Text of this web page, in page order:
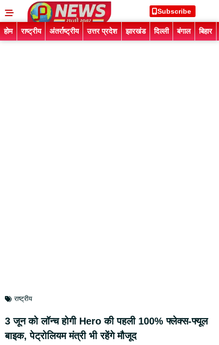
Subscribe
होम राष्ट्रीय अंतर्राष्ट्रीय उत्तर प्रदेश झारखंड दिल्ली बंगाल बिहार
राष्ट्रीय
3 जून को लॉन्च होगी Hero की पहली 100% फ्लेक्स-फ्यूल
बाइक, पेट्रोलियम मंत्री भी रहेंगे मौजूद